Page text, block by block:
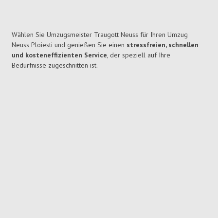
Wählen Sie Umzugsmeister Traugott Neuss für Ihren Umzug
Neuss Ploiesti und genießen Sie einen stressfreien, schnellen
und kosteneffizienten Service, der speziell auf Ihre
Bedürfnisse zugeschnitten ist.